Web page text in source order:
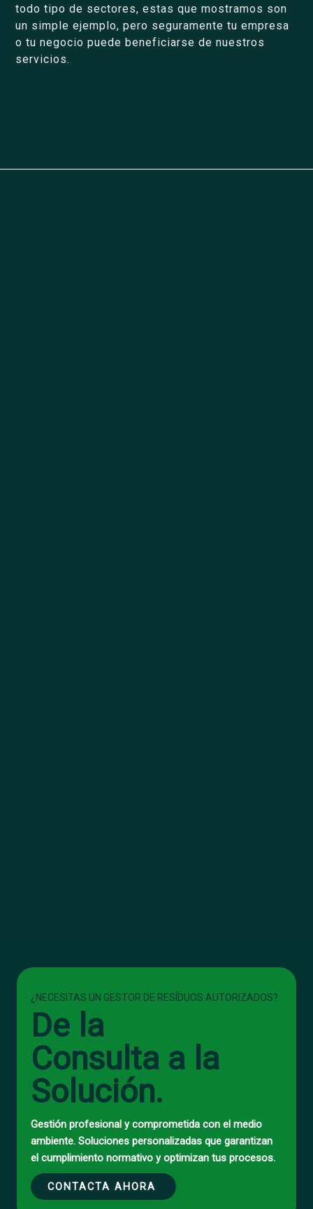
todo tipo de sectores, estas que mostramos son
un simple ejemplo, pero seguramente tu empresa
o tu negocio puede beneficiarse de nuestros
servicios.
¿NECESITAS UN GESTOR DE RESÍDUOS AUTORIZADOS?
De la
Consulta a la
Solución.
Gestión profesional y comprometida con el medio
ambiente. Soluciones personalizadas que garantizan
el cumplimiento normativo y optimizan tus procesos.
CONTACTA AHORA